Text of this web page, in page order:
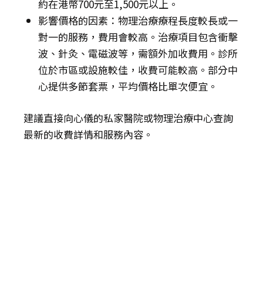
約在港幣700元至1,500元以上。
影響價格的因素：物理治療療程長度較長或一
對一的服務，費用會較高。治療項目包含衝擊
波、針灸、電磁波等，需額外加收費用。診所
位於市區或設施較佳，收費可能較高。部分中
心提供多節套票，平均價格比單次便宜。
建議直接向心儀的私家醫院或物理治療中心查詢
最新的收費詳情和服務內容。